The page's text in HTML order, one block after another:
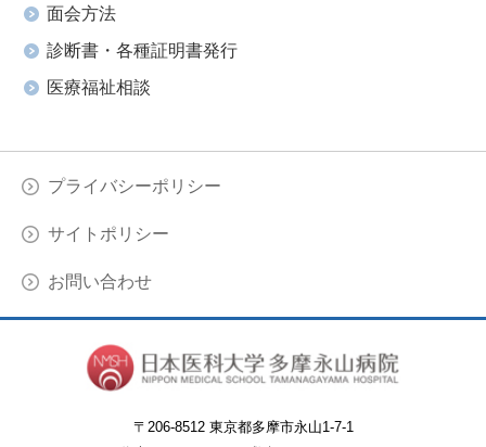
面会方法
診断書・各種証明書発行
医療福祉相談
プライバシーポリシー
サイトポリシー
お問い合わせ
〒 206-8512 東京都多摩市永山1-7-1